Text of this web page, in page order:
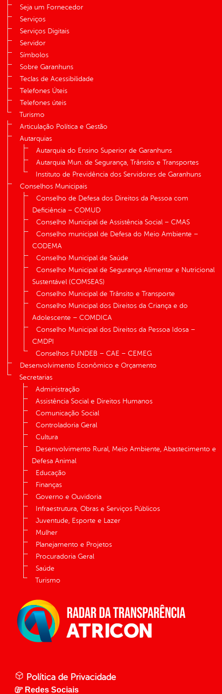
Seja um Fornecedor
Serviços
Serviços Digitais
Servidor
Símbolos
Sobre Garanhuns
Teclas de Acessibilidade
Telefones Úteis
Telefones úteis
Turismo
Articulação Política e Gestão
Autarquias
Autarquia do Ensino Superior de Garanhuns
Autarquia Mun. de Segurança, Trânsito e Transportes
Instituto de Previdência dos Servidores de Garanhuns
Conselhos Municipais
Conselho de Defesa dos Direitos da Pessoa com
Deficiência – COMUD
Conselho Municipal de Assistência Social – CMAS
Conselho municipal de Defesa do Meio Ambiente –
CODEMA
Conselho Municipal de Saúde
Conselho Municipal de Segurança Alimentar e Nutricional
Sustentável (COMSEAS)
Conselho Municipal de Trânsito e Transporte
Conselho Municipal dos Direitos da Criança e do
Adolescente – COMDICA
Conselho Municipal dos Direitos da Pessoa Idosa –
CMDPI
Conselhos FUNDEB – CAE – CEMEG
Desenvolvimento Econômico e Orçamento
Secretarias
Administração
Assistência Social e Direitos Humanos
Comunicação Social
Controladoria Geral
Cultura
Desenvolvimento Rural, Meio Ambiente, Abastecimento e
Defesa Animal
Educação
Finanças
Governo e Ouvidoria
Infraestrutura, Obras e Serviços Públicos
Juventude, Esporte e Lazer
Mulher
Planejamento e Projetos
Procuradoria Geral
Saúde
Turismo
Política de Privacidade
Redes Sociais